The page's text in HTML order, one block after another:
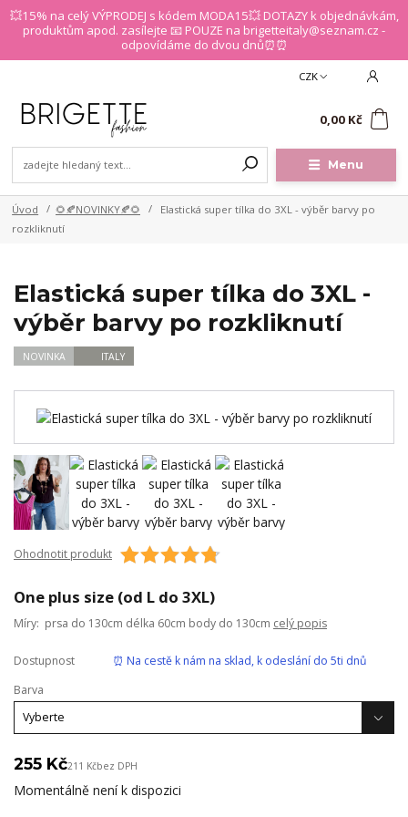
💥15% na celý VÝPRODEJ s kódem MODA15💥 DOTAZY k objednávkám,
produktům apod. zasílejte 📧 POUZE na brigetteitaly@seznam.cz -
odpovídáme do dvou dnů⏰⏰
Menu
CZK
0,00 Kč
Úvod 🌻🍂NOVINKY🍂🌻
Elastická super tílka do 3XL - výběr barvy po
rozkliknutí
Elastická super tílka do 3XL -
výběr barvy po rozkliknutí
NOVINKA ITALY
Ohodnotit produkt
One plus size (od L do 3XL)
Míry: prsa do 130cm délka 60cm body do 130cm celý popis
Dostupnost
⏰ Na cestě k nám na sklad, k odeslání do 5ti dnů
Barva
255 Kč211 Kčbez DPH
Momentálně není k dispozici